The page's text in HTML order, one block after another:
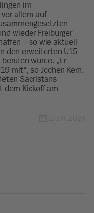
im
allem auf
wieder Freiburger
– so wie aktuell
den erweiterten U15-
wurde. „Er
mit“, so Jochen Kern.
Sacristans
dem Kickoff am